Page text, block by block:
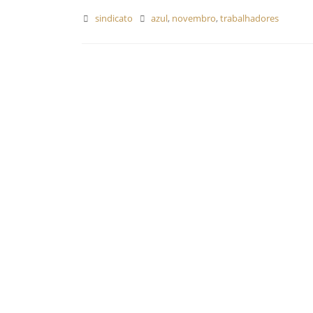
sindicato azul, novembro,trabalhadores